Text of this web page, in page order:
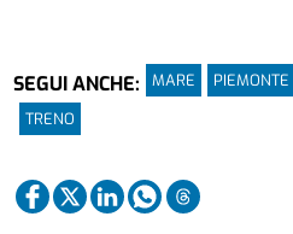
SEGUI ANCHE: MARE PIEMONTE
TRENO